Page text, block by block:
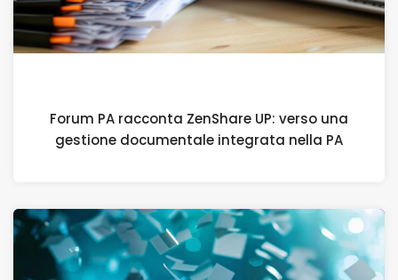
Forum PA racconta ZenShare UP: verso una
gestione documentale integrata nella PA